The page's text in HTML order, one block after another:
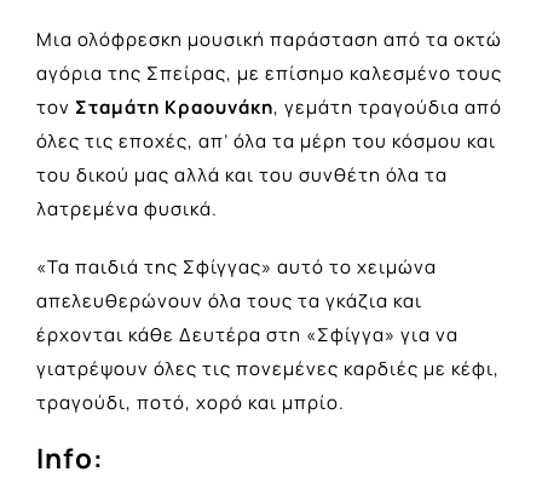
Μια ολόφρεσκη μουσική παράσταση από τα οκτώ
αγόρια της Σπείρας, με επίσημο καλεσμένο τους
τον Σταμάτη Κραουνάκη, γεμάτη τραγούδια από
όλες τις εποχές, απ’ όλα τα μέρη του κόσμου και
του δικού μας αλλά και του συνθέτη όλα τα
λατρεμένα φυσικά.
«Τα παιδιά της Σφίγγας» αυτό το χειμώνα
απελευθερώνουν όλα τους τα γκάζια και
έρχονται κάθε Δευτέρα στη «Σφίγγα» για να
γιατρέψουν όλες τις πονεμένες καρδιές με κέφι,
τραγούδι, ποτό, χορό και μπρίο.
Info: